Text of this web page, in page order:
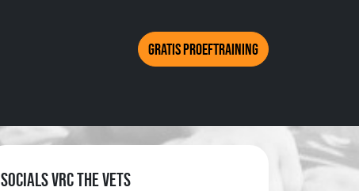
Gratis proeftraining
Socials VRC The Vets